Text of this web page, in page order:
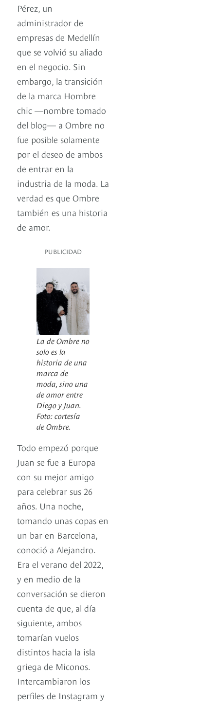
Pérez, un
administrador de
empresas de Medellín
que se volvió su aliado
en el negocio. Sin
embargo, la transición
de la marca Hombre
chic —nombre tomado
del blog— a Ombre no
fue posible solamente
por el deseo de ambos
de entrar en la
industria de la moda. La
verdad es que Ombre
también es una historia
de amor.
PUBLICIDAD
La de Ombre no
solo es la
historia de una
marca de
moda, sino una
de amor entre
Diego y Juan.
Foto: cortesía
de Ombre.
Todo empezó porque
Juan se fue a Europa
con su mejor amigo
para celebrar sus 26
años. Una noche,
tomando unas copas en
un bar en Barcelona,
conoció a Alejandro.
Era el verano del 2022,
y en medio de la
conversación se dieron
cuenta de que, al día
siguiente, ambos
tomarían vuelos
distintos hacia la isla
griega de Miconos.
Intercambiaron los
perfiles de Instagram y